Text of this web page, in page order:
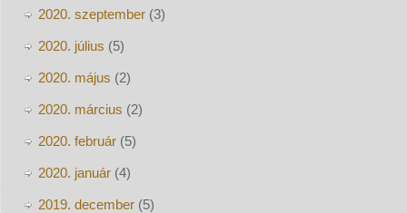
2020. szeptember(3)
2020. július (5)
2020. május (2)
2020. március (2)
2020. február(5)
2020. január(4)
2019. december(5)